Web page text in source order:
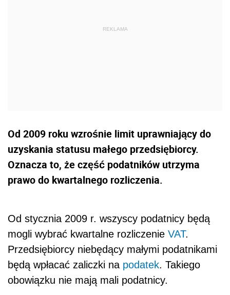
Od 2009 roku wzrośnie limit uprawniający do
uzyskania statusu małego przedsiębiorcy.
Oznacza to, że część podatników utrzyma
prawo do kwartalnego rozliczenia.
Od stycznia 2009 r. wszyscy podatnicy będą
mogli wybrać kwartalne rozliczenie VAT.
Przedsiębiorcy niebędący małymi podatnikami
będą wpłacać zaliczki na podatek. Takiego
obowiązku nie mają mali podatnicy.